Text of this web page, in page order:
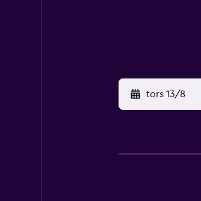
tors 13/8